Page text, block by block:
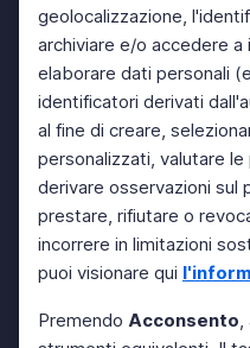
geolocalizzazione,
archiviare e/o accedere
elaborare dati personali
identificatori derivati
al fine di creare,
personalizzati, valutare
derivare osservazioni sul
prestare, rifiutare o
incorrere in limitazioni
puoi visionare qui
Premendo Acconsento,